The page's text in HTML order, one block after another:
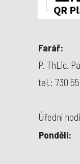
Farář:
P. ThLic.
tel.: 730
Úřední
Pondělí: